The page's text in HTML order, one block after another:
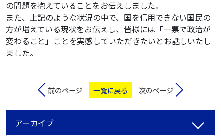
の問題を抱えていることをお伝えしました。
また、上記のような状況の中で、国を信用できない国民の
方が増えている現状をお伝えし、皆様には「一票で政治が
変わること」ことを実感していただきたいとお話しいたし
ました。
前のページ 一覧に戻る 次のページ
アーカイブ